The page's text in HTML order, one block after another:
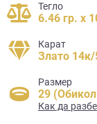
Тегло
6.46 гр. x
Карат
Злато
Размер
29
Как да